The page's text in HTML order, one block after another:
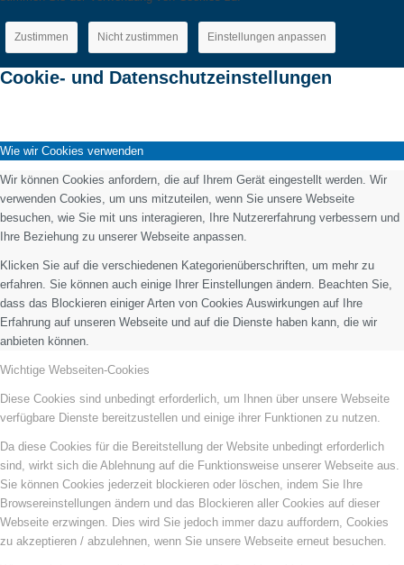
Zustimmen Nicht zustimmen Einstellungen anpassen
Cookie- und Datenschutzeinstellungen
Wie wir Cookies verwenden
Wir können Cookies anfordern, die auf Ihrem Gerät eingestellt werden. Wir
verwenden Cookies, um uns mitzuteilen, wenn Sie unsere Webseite
besuchen, wie Sie mit uns interagieren, Ihre Nutzererfahrung verbessern und
Ihre Beziehung zu unserer Webseite anpassen.
Klicken Sie auf die verschiedenen Kategorienüberschriften, um mehr zu
erfahren. Sie können auch einige Ihrer Einstellungen ändern. Beachten Sie,
dass das Blockieren einiger Arten von Cookies Auswirkungen auf Ihre
Erfahrung auf unseren Webseite und auf die Dienste haben kann, die wir
anbieten können.
Wichtige Webseiten-Cookies
Diese Cookies sind unbedingt erforderlich, um Ihnen über unsere Webseite
verfügbare Dienste bereitzustellen und einige ihrer Funktionen zu nutzen.
Da diese Cookies für die Bereitstellung der Website unbedingt erforderlich
sind, wirkt sich die Ablehnung auf die Funktionsweise unserer Webseite aus.
Sie können Cookies jederzeit blockieren oder löschen, indem Sie Ihre
Browsereinstellungen ändern und das Blockieren aller Cookies auf dieser
Webseite erzwingen. Dies wird Sie jedoch immer dazu auffordern, Cookies
zu akzeptieren / abzulehnen, wenn Sie unsere Webseite erneut besuchen.